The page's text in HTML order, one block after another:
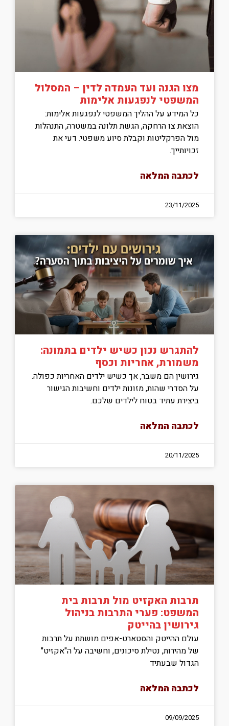
מצו הגנה ועד העמדה לדין – המסלול
המשפטי לנפגעות אלימות
כל המידע על ההליך המשפטי לנפגעות אלימות:
הוצאת צו הרחקה, הגשת תלונה במשטרה, התנהלות
מול הפרקליטות וקבלת סיוע משפטי. דעי את
זכויותייך.
לכתבה המלאה
23/11/2025
להתגרש נכון כשיש ילדים בתמונה:
משמורת, אחריות וכסף
גירושין הם משבר, אך כשיש ילדים האחריות כפולה.
על הסדרי שהות, מזונות ילדים וחשיבות הגישור
ביצירת עתיד בטוח לילדים שלכם.
לכתבה המלאה
20/11/2025
תרבות האקזיט מול תרבות בית
המשפט: פערי התרבות בניהול
גירושין בהייטק
עולם ההייטק והסטארט-אפים מושתת על תרבות
של מהירות, נטילת סיכונים, וחשיבה על ה"אקזיט"
הגדול שבעתיד
לכתבה המלאה
09/09/2025